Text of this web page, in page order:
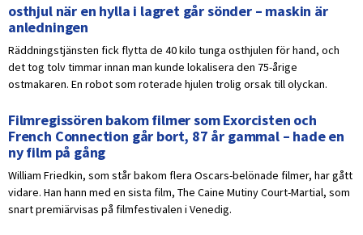
osthjul när en hylla i lagret går sönder – maskin är
anledningen
Räddningstjänsten fick flytta de 40 kilo tunga osthjulen för hand, och
det tog tolv timmar innan man kunde lokalisera den 75-årige
ostmakaren. En robot som roterade hjulen trolig orsak till olyckan.
Filmregissören bakom filmer som Exorcisten och
French Connection går bort, 87 år gammal – hade en
ny film på gång
William Friedkin, som står bakom flera Oscars-belönade filmer, har gått
vidare. Han hann med en sista film, The Caine Mutiny Court-Martial, som
snart premiärvisas på filmfestivalen i Venedig.